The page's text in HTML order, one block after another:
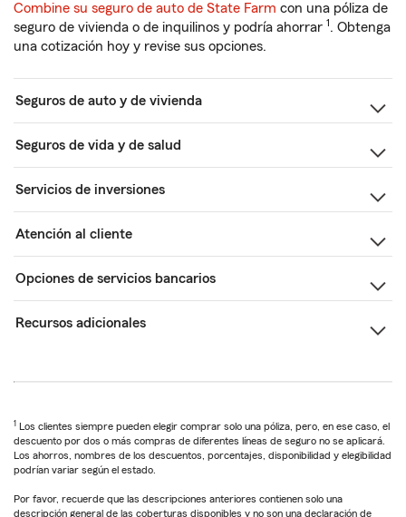
Combine su seguro de auto de State Farm con una póliza de
seguro de vivienda o de inquilinos y podría ahorrar 1. Obtenga
una cotización hoy y revise sus opciones.
Seguros de auto y de vivienda
Seguros de vida y de salud
Servicios de inversiones
Atención al cliente
Opciones de servicios bancarios
Recursos adicionales
1 Los clientes siempre pueden elegir comprar solo una póliza, pero, en ese caso, el
descuento por dos o más compras de diferentes líneas de seguro no se aplicará.
Los ahorros, nombres de los descuentos, porcentajes, disponibilidad y elegibilidad
podrían variar según el estado.
Por favor, recuerde que las descripciones anteriores contienen solo una
descripción general de las coberturas disponibles y no son una declaración de